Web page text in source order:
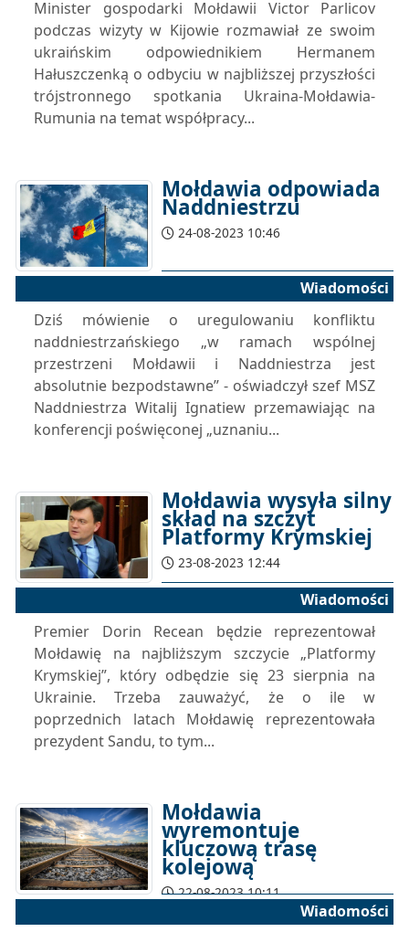
Minister gospodarki Mołdawii Victor Parlicov
podczas wizyty w Kijowie rozmawiał ze swoim
ukraińskim odpowiednikiem Hermanem
Hałuszczenką o odbyciu w najbliższej przyszłości
trójstronnego spotkania Ukraina-Mołdawia-
Rumunia na temat współpracy...
Mołdawia odpowiada
Naddniestrzu
24-08-2023 10:46
Wiadomości
Dziś mówienie o uregulowaniu konfliktu
naddniestrzańskiego „w ramach wspólnej
przestrzeni Mołdawii i Naddniestrza jest
absolutnie bezpodstawne” - oświadczył szef MSZ
Naddniestrza Witalij Ignatiew przemawiając na
konferencji poświęconej „uznaniu...
Mołdawia wysyła silny
skład na szczyt
Platformy Krymskiej
23-08-2023 12:44
Wiadomości
Premier Dorin Recean będzie reprezentował
Mołdawię na najbliższym szczycie „Platformy
Krymskiej”, który odbędzie się 23 sierpnia na
Ukrainie. Trzeba zauważyć, że o ile w
poprzednich latach Mołdawię reprezentowała
prezydent Sandu, to tym...
Mołdawia
wyremontuje
kluczową trasę
kolejową
22-08-2023 10:11
Wiadomości